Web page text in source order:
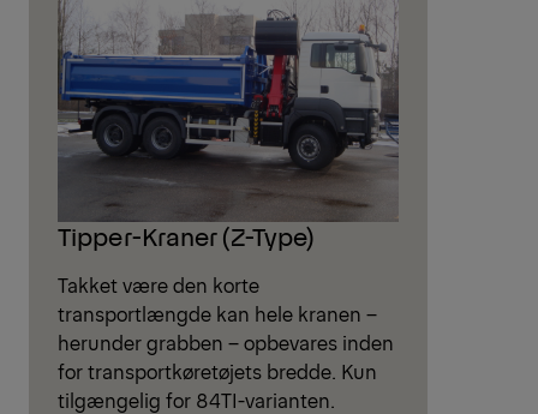
Tipper-Kraner (Z-Type)
Takket være den korte
transportlængde kan hele kranen –
herunder grabben – opbevares inden
for transportkøretøjets bredde. Kun
tilgængelig for 84TI-varianten.